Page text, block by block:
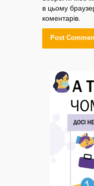
в цьому
коментарів.